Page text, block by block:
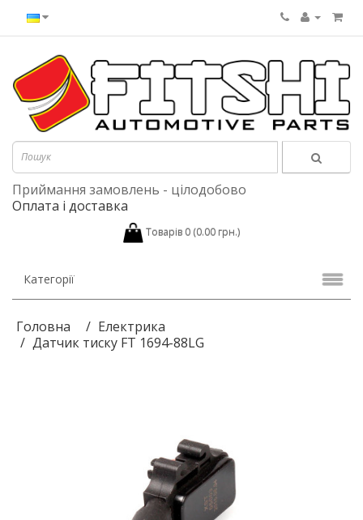
Приймання замовлень - цілодобово
Оплата і доставка
Товарів 0 (0.00 грн.)
Категорії
Головна
Електрика
Датчик тиску FT 1694-88LG